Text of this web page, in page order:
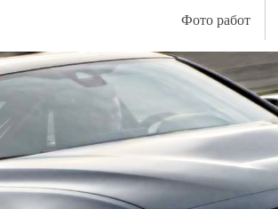
Фото работ